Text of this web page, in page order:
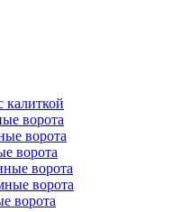
ворота
ворота
ворота
ворота
ворота
ворота